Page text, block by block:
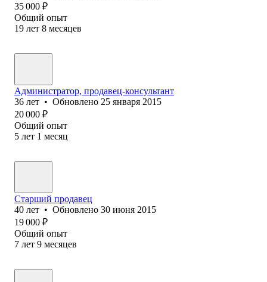
35 000 ₽
Общий опыт
19 лет 8 месяцев
Администратор, продавец-консультант
36 лет • Обновлено 25 января 2015
20 000 ₽
Общий опыт
5 лет 1 месяц
Старший продавец
40 лет • Обновлено 30 июня 2015
19 000 ₽
Общий опыт
7 лет 9 месяцев